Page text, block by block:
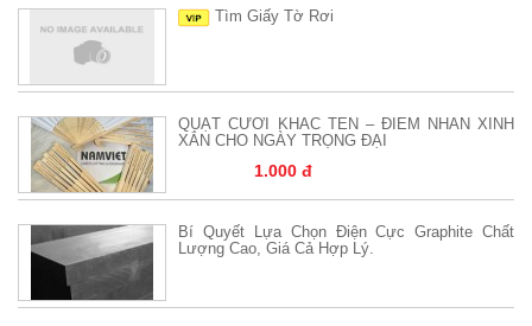
Tìm Giấy Tờ Rơi
QUẠT CƯỚI KHẮC TÊN – ĐIỂM NHẤN XINH
XẮN CHO NGÀY TRỌNG ĐẠI
1.000 đ
Bí Quyết Lựa Chọn Điện Cực Graphite Chất
Lượng Cao, Giá Cả Hợp Lý.